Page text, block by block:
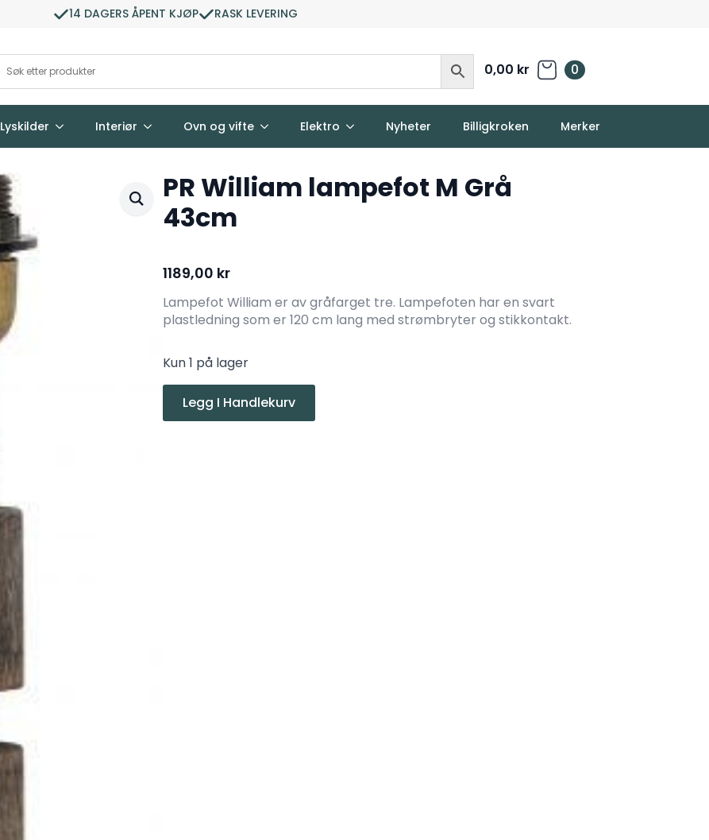
14 DAGERS ÅPENT KJØP RASK LEVERING
0,00 kr 0
Lyskilder Interiør Ovn og vifte Elektro Nyheter Billigkroken Merker
PR William lampefot M Grå
43cm
1189,00 kr
Lampefot William er av gråfarget tre. Lampefoten har en svart
plastledning som er 120 cm lang med strømbryter og stikkontakt.
Kun 1 på lager
Legg I Handlekurv